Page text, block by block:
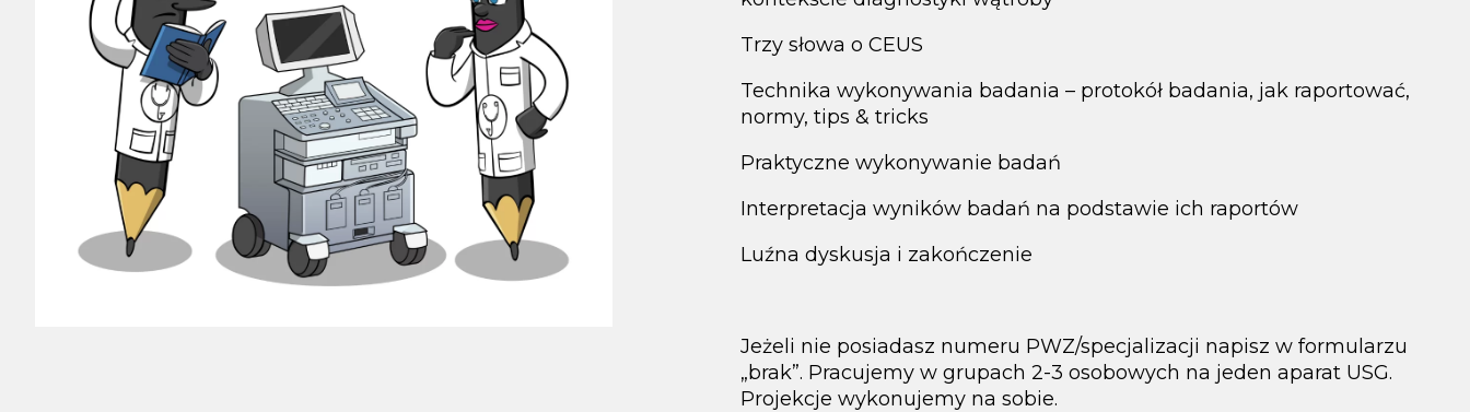
Trzy słowa o CEUS
Technika wykonywania badania – protokół badania, jak raportować,
normy, tips & tricks
Praktyczne wykonywanie badań
Interpretacja wyników badań na podstawie ich raportów
Luźna dyskusja i zakończenie
Jeżeli nie posiadasz numeru PWZ/specjalizacji napisz w formularzu
„brak”. Pracujemy w grupach 2-3 osobowych na jeden aparat USG.
Projekcje wykonujemy na sobie.